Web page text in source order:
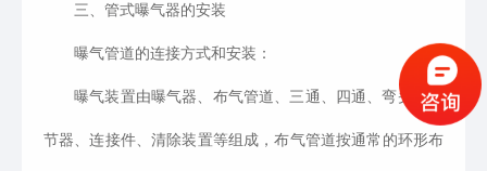
三、管式曝气器的安装
曝气管道的连接方式和安装：
曝气装置由曝气器、布气管道、三通、四通、弯头、调
节器、连接件、清除装置等组成，布气管道按通常的环形布